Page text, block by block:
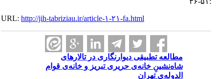
URL:http://jih-tabriziau.ir/article-۱-۲۱-fa.html
مطالعه تطبیقی دیوار‌نگار‌ی‌ در تالارهای
شاه‌نشینِ خانه‌ی حریری تبریز و خانه‌ی قوام
الدوله‌ی تهران